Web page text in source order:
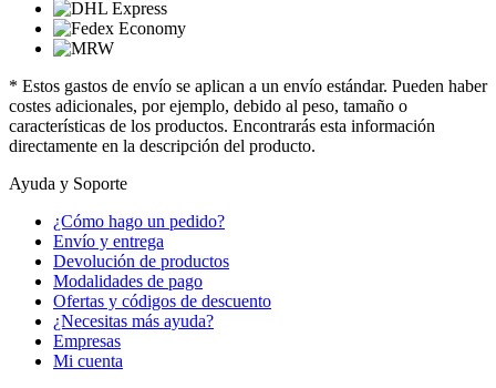
* Estos gastos de envío se aplican a un envío estándar. Pueden haber
costes adicionales, por ejemplo, debido al peso, tamaño o
características de los productos. Encontrarás esta información
directamente en la descripción del producto.
Ayuda y Soporte
¿Cómo hago un pedido?
Envío y entrega
Devolución de productos
Modalidades de pago
Ofertas y códigos de descuento
¿Necesitas más ayuda?
Empresas
Mi cuenta